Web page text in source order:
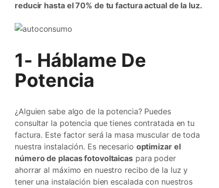
reducir hasta el 70% de tu factura actual de la luz.
1- Háblame De
Potencia
¿Alguien sabe algo de la potencia? Puedes
consultar la potencia que tienes contratada en tu
factura. Este factor será la masa muscular de toda
nuestra instalación. Es necesario optimizar el
número de placas fotovoltaicas para poder
ahorrar al máximo en nuestro recibo de la luz y
tener una instalación bien escalada con nuestros